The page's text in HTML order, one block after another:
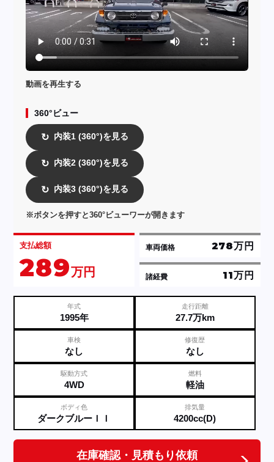
動画を再生する
360°ビュー
↻ 内装1 (360°)を見る
↻ 内装2 (360°)を見る
↻ 内装3 (360°)を見る
※ボタンを押すと360°ビューワーが開きます
支払総額
289万円 諸経費 11万円
車両価格 278万円
年式
1995年
走行距離
27.7万km
車検
なし
修復歴
なし
駆動方式
4WD
燃料
軽油
ボディ色
ダークブルーＩＩ
排気量
4200cc(D)
在庫確認・見積もり依頼